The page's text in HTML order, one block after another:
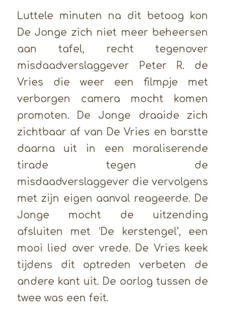
Luttele minuten na dit betoog kon
De Jonge zich niet meer beheersen
aan tafel, recht tegenover
misdaadverslaggever Peter R. de
Vries die weer een filmpje met
verborgen camera mocht komen
promoten. De Jonge draaide zich
zichtbaar af van De Vries en barstte
daarna uit in een moraliserende
tirade tegen de
misdaadverslaggever die vervolgens
met zijn eigen aanval reageerde. De
Jonge mocht de uitzending
afsluiten met ‘De kerstengel’, een
mooi lied over vrede. De Vries keek
tijdens dit optreden verbeten de
andere kant uit. De oorlog tussen de
twee was een feit.